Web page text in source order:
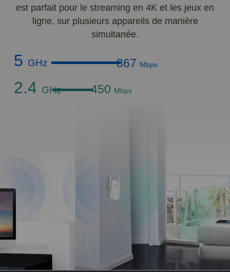
est parfait pour le streaming en 4K et les jeux en
ligne, sur plusieurs appareils de manière
simultanée.
5 GHz 867 Mbps
2.4 GHz 450 Mbps